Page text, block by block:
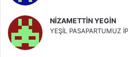
NİZAMETTİN YEGİN
YEŞİL PASAPARTUMUZ